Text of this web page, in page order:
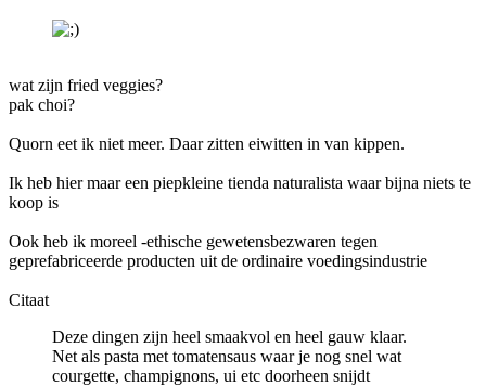
wat zijn fried veggies?
pak choi?
Quorn eet ik niet meer. Daar zitten eiwitten in van kippen.
Ik heb hier maar een piepkleine tienda naturalista waar bijna niets te
koop is
Ook heb ik moreel -ethische gewetensbezwaren tegen
geprefabriceerde producten uit de ordinaire voedingsindustrie
Citaat
Deze dingen zijn heel smaakvol en heel gauw klaar.
Net als pasta met tomatensaus waar je nog snel wat
courgette, champignons, ui etc doorheen snijdt